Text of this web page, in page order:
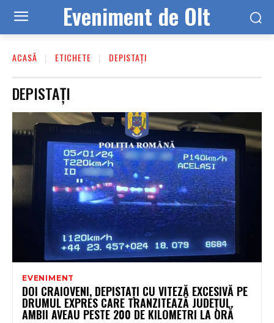
Eveniment de Olt
ACASĂ ETICHETE DEPISTAȚI
DEPISTAȚI
EVENIMENT
DOI CRAIOVENI, DEPISTAȚI CU VITEZĂ EXCESIVĂ PE
DRUMUL EXPRES CARE TRANZITEAZĂ JUDEȚUL.
AMBII AVEAU PESTE 200 DE KILOMETRI LA ORĂ